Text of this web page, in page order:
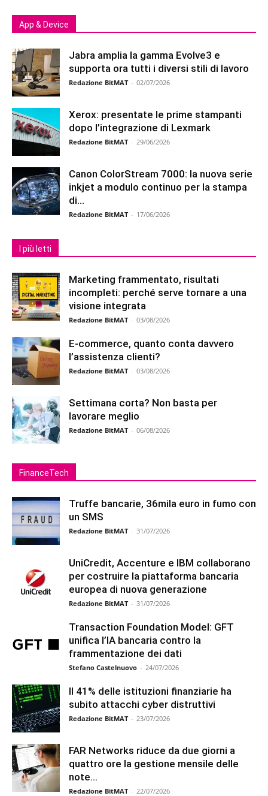
App & Device
Jabra amplia la gamma Evolve3 e
supporta ora tutti i diversi stili di lavoro
Redazione BitMAT - 02/07/2026
Xerox: presentate le prime stampanti
dopo l’integrazione di Lexmark
Redazione BitMAT - 29/06/2026
Canon ColorStream 7000: la nuova serie
inkjet a modulo continuo per la stampa
di...
Redazione BitMAT - 17/06/2026
I più letti
Marketing frammentato, risultati
incompleti: perché serve tornare a una
visione integrata
Redazione BitMAT - 03/08/2026
E-commerce, quanto conta davvero
l’assistenza clienti?
Redazione BitMAT - 03/08/2026
Settimana corta? Non basta per
lavorare meglio
Redazione BitMAT - 06/08/2026
FinanceTech
Truffe bancarie, 36mila euro in fumo con
un SMS
Redazione BitMAT - 31/07/2026
UniCredit, Accenture e IBM collaborano
per costruire la piattaforma bancaria
europea di nuova generazione
Redazione BitMAT - 31/07/2026
Transaction Foundation Model: GFT
unifica l’IA bancaria contro la
frammentazione dei dati
Stefano Castelnuovo - 24/07/2026
Il 41% delle istituzioni finanziarie ha
subito attacchi cyber distruttivi
Redazione BitMAT - 23/07/2026
FAR Networks riduce da due giorni a
quattro ore la gestione mensile delle
note...
Redazione BitMAT - 22/07/2026